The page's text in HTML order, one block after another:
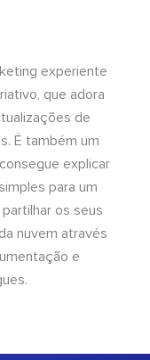
experiente
que adora
de
É também um
explicar
para um
os seus
nuvem através
e